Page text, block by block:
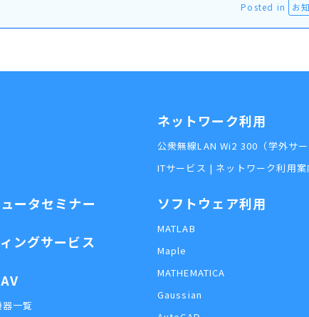
Posted in お
ータセミナー
ングサービス
一覧
ネットワーク利用
公衆無線LAN Wi2 300（学外サー
ITサービス | ネットワーク利用案
ソフトウェア利用
MATLAB
Maple
MATHEMATICA
Gaussian